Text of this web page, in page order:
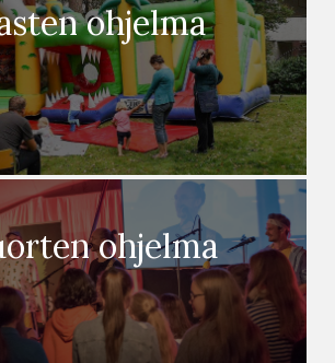
ohjelma
ohjelma